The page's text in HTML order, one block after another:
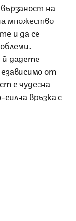
на
множество
и да се
дадете
от
е чудесна
връзка с